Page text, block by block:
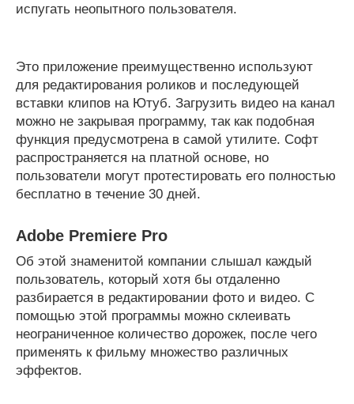
испугать неопытного пользователя.
Это приложение преимущественно используют
для редактирования роликов и последующей
вставки клипов на Ютуб. Загрузить видео на канал
можно не закрывая программу, так как подобная
функция предусмотрена в самой утилите. Софт
распространяется на платной основе, но
пользователи могут протестировать его полностью
бесплатно в течение 30 дней.
Adobe Premiere Pro
Об этой знаменитой компании слышал каждый
пользователь, который хотя бы отдаленно
разбирается в редактировании фото и видео. С
помощью этой программы можно склеивать
неограниченное количество дорожек, после чего
применять к фильму множество различных
эффектов.